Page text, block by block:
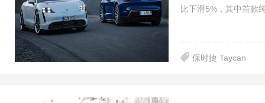
比下滑5%，其中首款
保时捷 Taycan